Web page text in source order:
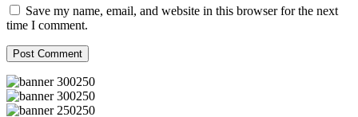
Save my name, email, and website in this browser for the next
time I comment.